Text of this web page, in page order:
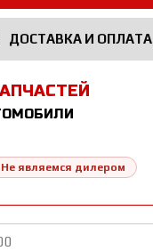
ДОСТАВКА И ОПЛАТА
являемся дилером